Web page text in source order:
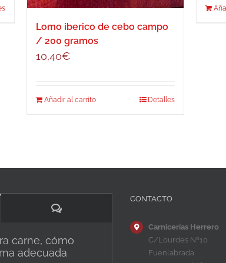
Lomo iberico de cebo campo
/ 200 gramos
10,40€
Añadir al carrito Detalles
Comentarios
carne, cómo
adecuada
CONTACTO
Carnicerías Herrero
C/Lourdes Nº10
Fuenlabrada